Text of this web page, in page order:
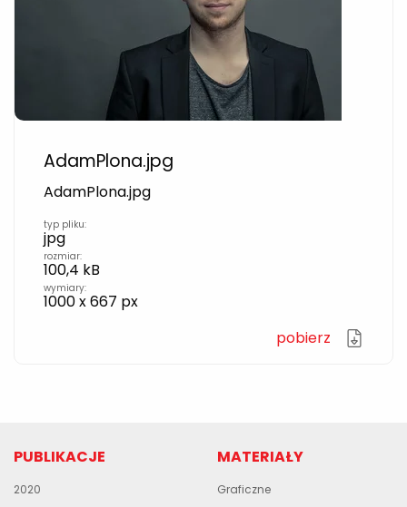
AdamPlona.jpg
AdamPlona.jpg
typ pliku:
jpg
rozmiar:
100,4 kB
wymiary:
1000 x 667 px
pobierz
PUBLIKACJE
2020
MATERIAŁY
Graficzne